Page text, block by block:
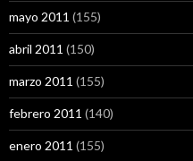
mayo 2011 (155)
abril 2011 (150)
marzo 2011 (155)
febrero 2011 (140)
enero 2011 (155)